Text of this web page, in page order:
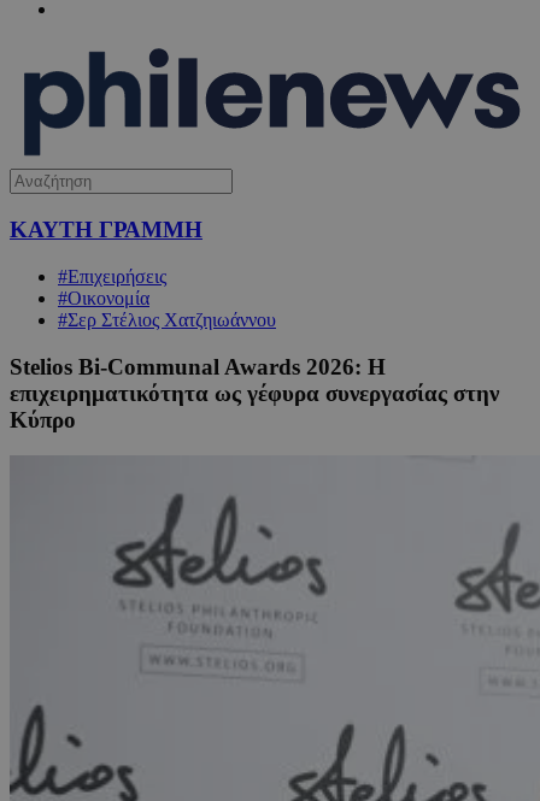
ΚΑΥΤΗ ΓΡΑΜΜΗ
#Επιχειρήσεις
#Οικονομία
#Σερ Στέλιος Χατζηιωάννου
Stelios Bi-Communal Awards 2026: H
επιχειρηματικότητα ως γέφυρα συνεργασίας στην
Κύπρο